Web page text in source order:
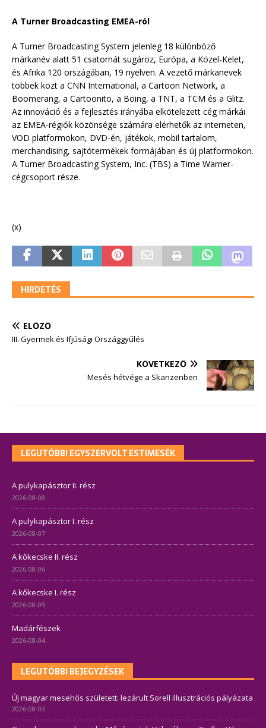
A Turner Broadcasting EMEA-ról
A Turner Broadcasting System jelenleg 18 különböző
márkanév alatt 51 csatornát sugároz, Európa, a Közel-Kelet,
és Afrika 120 országában, 19 nyelven. A vezető márkanevek
többek közt a CNN International, a Cartoon Network, a
Boomerang, a Cartoonito, a Boing, a TNT, a TCM és a Glitz.
Az innováció és a fejlesztés irányába elkötelezett cég márkái
az EMEA-régiók közönsége számára elérhetők az interneten,
VOD platformokon, DVD-én, játékok, mobil tartalom,
merchandising, sajtótermékek formájában és új platformokon.
A Turner Broadcasting System, Inc. (TBS) a Time Warner-
cégcsoport része.
(x)
HIRDETÉS
ELŐZŐ
III. Gyermek és Ifjúsági Országgyűlés
KÖVETKEZŐ
Mesés hétvége a Skanzenben
LEGUTÓBBI EGYSZERVOLT ESTIMESÉK
A pulykapásztor II. rész
2026-08-08
A pulykapásztor I. rész
2026-08-07
A kőkecske II. rész
2026-08-06
A kőkecske I. rész
2026-08-05
Madárfészek
2026-08-04
LEGUTÓBBI BEJEGYZÉSEK
Új magyar mesehős született: lezárult Sorell illusztrációs pályázata
2026-08-03